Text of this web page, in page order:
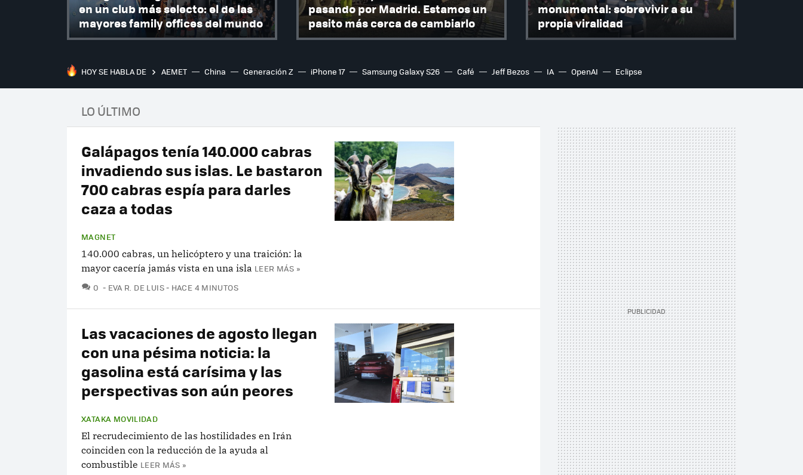
en un club más selecto: el de las
mayores family offices del mundo
pasando por Madrid. Estamos un
pasito más cerca de cambiarlo
monumental: sobrevivir a su
propia viralidad
HOY SE HABLA DE AEMET China Generación Z iPhone 17 Samsung Galaxy S26 Café Jeff Bezos IA OpenAI Eclipse
LO ÚLTIMO
Galápagos tenía 140.000 cabras
invadiendo sus islas. Le bastaron
700 cabras espía para darles
caza a todas
MAGNET
140.000 cabras, un helicóptero y una traición: la
mayor cacería jamás vista en una isla LEER MÁS »
0 COMENTARIOS
EVA R. DE LUIS HACE 4 MINUTOS
Las vacaciones de agosto llegan
con una pésima noticia: la
gasolina está carísima y las
perspectivas son aún peores
XATAKA MOVILIDAD
El recrudecimiento de las hostilidades en Irán
coinciden con la reducción de la ayuda al
combustible LEER MÁS »